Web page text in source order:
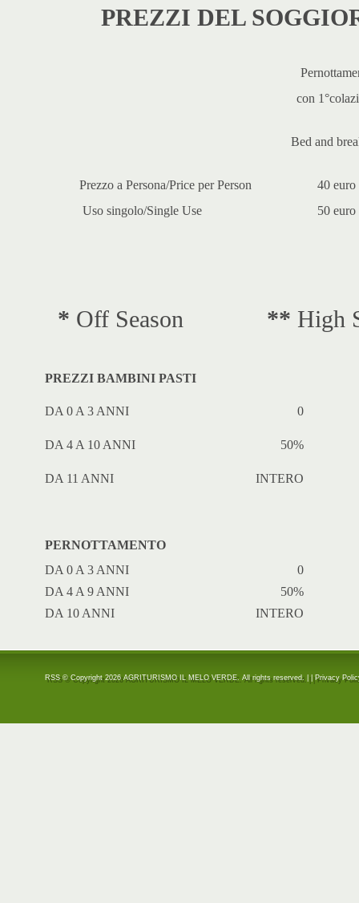
PREZZI DEL
con
Bed and
Prezzo a Persona/Price per Person
Uso singolo/Single Use
40 euro
50 euro
* Off Season ** High
PREZZI BAMBINI PASTI
DA 0 A 3 ANNI 0
DA 4 A 10 ANNI 50%
DA 11 ANNI INTERO
PERNOTTAMENTO
DA 0 A 3 ANNI
0
DA 4 A 9 ANNI
50%
DA 10 ANNI
INTERO
RSS© Copyright 2026 AGRITURISMO IL MELO VERDE. All rights reserved. | |Privacy